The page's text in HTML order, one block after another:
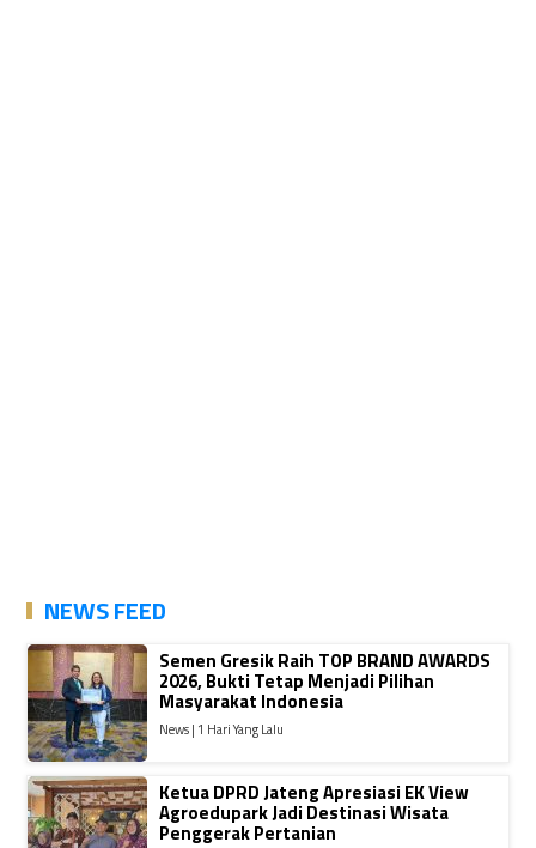
NEWS FEED
Semen Gresik Raih TOP BRAND AWARDS
2026, Bukti Tetap Menjadi Pilihan
Masyarakat Indonesia
News | 1 Hari Yang Lalu
Ketua DPRD Jateng Apresiasi EK View
Agroedupark Jadi Destinasi Wisata
Penggerak Pertanian